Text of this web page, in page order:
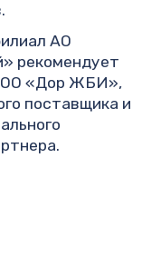
АО
рекомендует
«Дор ЖБИ»,
поставщика и